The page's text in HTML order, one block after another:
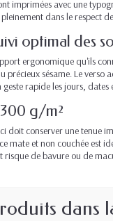
imprimées avec une
dans le respect
optimal des
ergonomique qu'ils
sésame. Le verso
rapide les jours,
g/m²
conserver une tenue
mate et non couchée est
de bavure ou de
dans